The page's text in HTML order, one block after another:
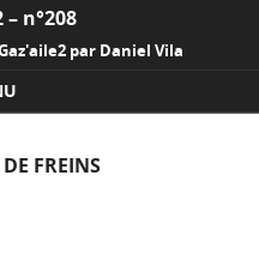
n°208
par Daniel Vila
FREINS